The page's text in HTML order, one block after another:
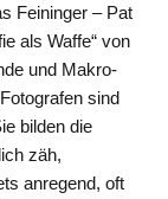
Feininger – Pat
als Waffe“ von
und Makro-
sind
bilden die
zäh,
anregend, oft